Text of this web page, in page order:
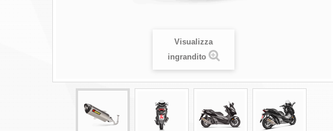
Visualizza
ingrandito